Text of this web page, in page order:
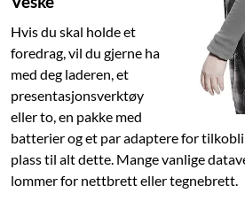
Hvis du skal holde et
foredrag, vil du gjerne ha
med deg laderen, et
presentasjonsverktøy
eller to, en pakke med
batterier og et par adaptere for
plass til alt dette. Mange vanlige
lommer for nettbrett eller tegnebrett.